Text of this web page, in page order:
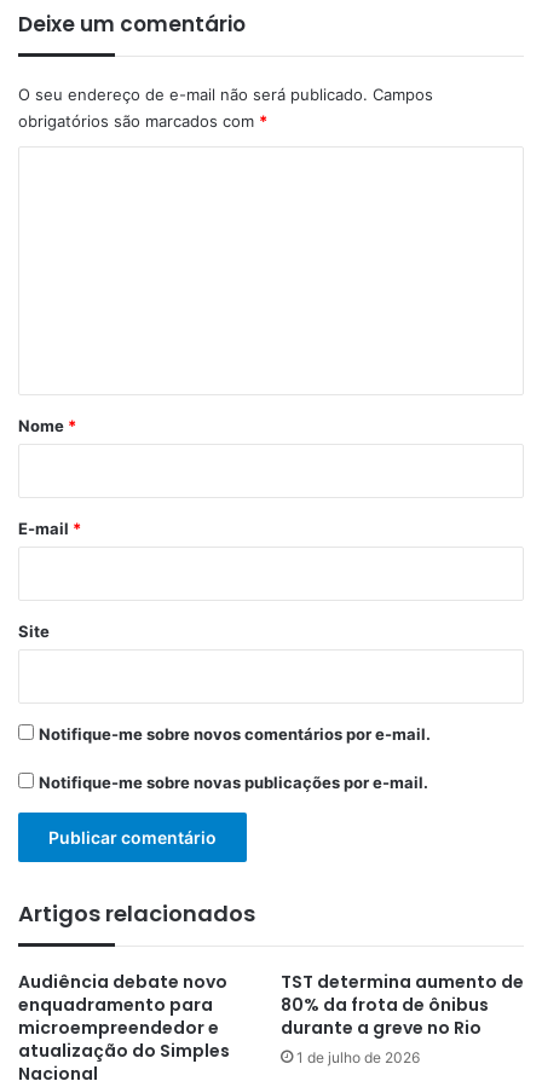
Deixe um comentário
O seu endereço de e-mail não será publicado. Campos
obrigatórios são marcados com *
r
*
Nome *
E-mail *
Site
Notifique-me sobre novos comentários por e-mail.
Notifique-me sobre novas publicações por e-mail.
Artigos relacionados
Audiência debate novo
enquadramento para
microempreendedor e
atualização do Simples
Nacional
TST determina aumento de
80% da frota de ônibus
durante a greve no Rio
1 de julho de 2026